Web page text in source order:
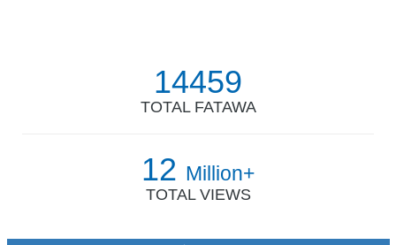
14459
TOTAL FATAWA
12 Million+
TOTAL VIEWS